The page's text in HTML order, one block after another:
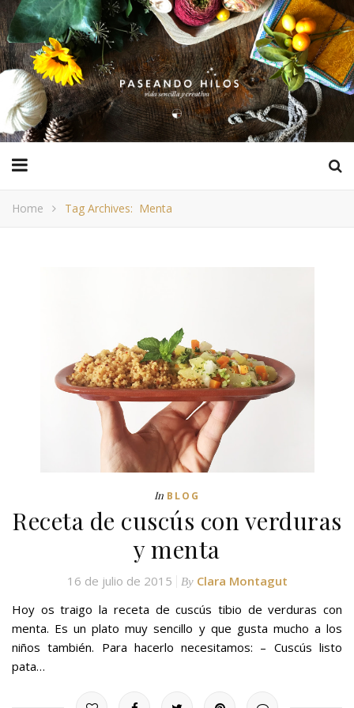
Home Tag Archives: Menta
In BLOG
Receta de cuscús con verduras
y menta
16 de julio de 2015 By Clara Montagut
Hoy os traigo la receta de cuscús tibio de verduras con
menta. Es un plato muy sencillo y que gusta mucho a los
niños también. Para hacerlo necesitamos: – Cuscús listo
pata…